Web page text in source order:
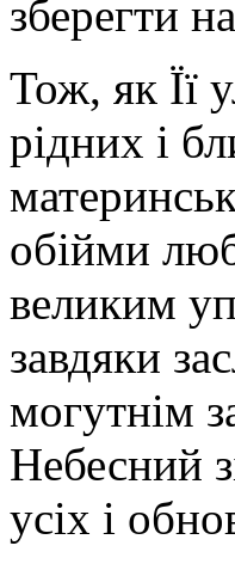
зберегти
Тож, як Її
рідних і
обійми
великим
завдяки
могутнім
Небесний
усіх і